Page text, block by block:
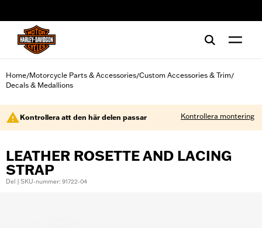
Home/Motorcycle Parts & Accessories/Custom Accessories & Trim/
Decals & Medallions
Kontrollera att den här delen passar Kontrollera montering
LEATHER ROSETTE AND LACING
STRAP
Del | SKU-nummer: 91722-04